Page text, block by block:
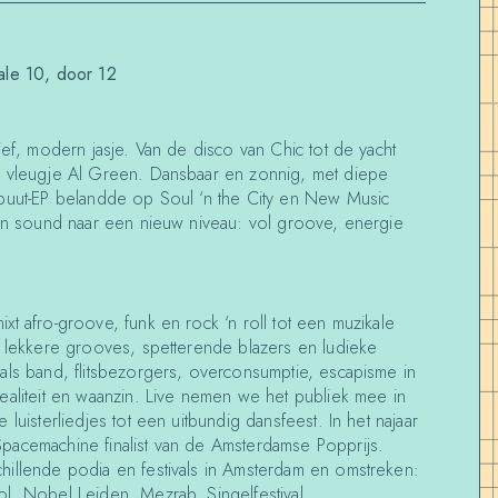
10, door 12
modern jasje. Van de disco van Chic tot de yacht
Al Green. Dansbaar en zonnig, met diepe
EP belandde op Soul ‘n the City en New Music
sound naar een nieuw niveau: vol groove, energie
afro-groove, funk en rock ‘n roll tot een muzikale
grooves, spetterende blazers en ludieke
band, flitsbezorgers, overconsumptie, escapisme in
en waanzin. Live nemen we het publiek mee in
luisterliedjes tot een uitbundig dansfeest. In het najaar
finalist van de Amsterdamse Popprijs.
podia en festivals in Amsterdam en omstreken: